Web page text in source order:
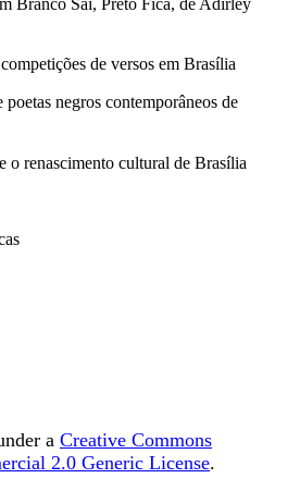
Branco Sai, Preto Fica, de Adirley
de versos em Brasília
negros contemporâneos de
o renascimento cultural de Brasília
a Creative Commons
2.0 Generic License.